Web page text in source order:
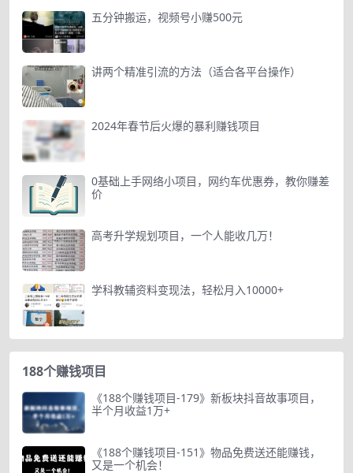
五分钟搬运，视频号小赚500元
讲两个精准引流的方法（适合各平台操作）
2024年春节后火爆的暴利赚钱项目
0基础上手网络小项目，网约车优惠券，教你赚差
价
高考升学规划项目，一个人能收几万！
学科教辅资料变现法，轻松月入10000+
188个赚钱项目
《188个赚钱项目-179》新板块抖音故事项目，
半个月收益1万+
《188个赚钱项目-151》物品免费送还能赚钱，
又是一个机会！